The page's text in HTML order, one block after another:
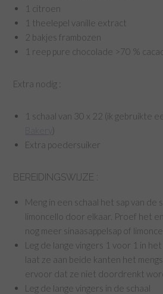
1 citroen
1 theelepel vanille extract
2 bakjes frambozen
1 reep pure chocolade >70 %
Extra nodig :
1 schaal van 30 x 22 (ik gebruikte
)
Extra poedersuiker
BEREIDINGSWIJZE :
Meng in een schaal het sap van de
limoncello door elkaar. Proef het
nog meer sinaasappelsap of
Leg de lange vingers 1 voor 1 in
laat ze aan beide kanten het
ervoor dat ze niet doordrenkt
Leg de lange vingers in de schaal